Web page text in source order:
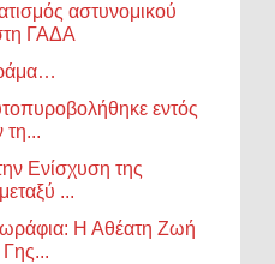
αστυνομικού
ΓΑΔΑ
εντός
τη...
Ενίσχυση της
...
Η Αθέατη Ζωή